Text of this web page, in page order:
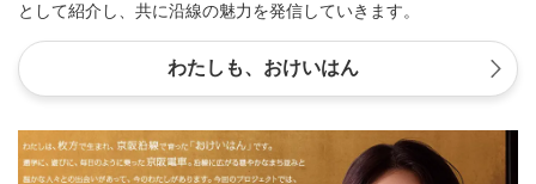
として紹介し、共に沿線の魅力を発信していきます。
わたしも、おけいはん